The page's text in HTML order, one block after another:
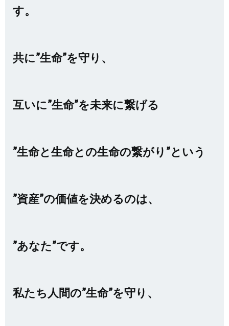
す。
共に”生命”を守り、
互いに”生命”を未来に繋げる
”生命と生命との生命の繋がり”という
”資産”の価値を決めるのは、
”あなた”です。
私たち人間の”生命”を守り、